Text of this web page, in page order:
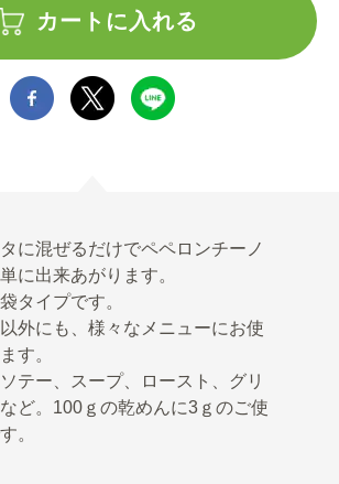
カートに入れる
に混ぜるだけでペペロンチーノ
に出来あがります。
タイプです。
外にも、様々なメニューにお使
す。
ソテー、スープ、ロースト、グリ
ど。100ｇの乾めんに3ｇのご使
。